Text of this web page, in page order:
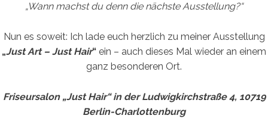
„Wann machst du denn die nächste Ausstellung?“
Nun es soweit: Ich lade euch herzlich zu meiner Ausstellung
„Just Art – Just Hair“ ein – auch dieses Mal wieder an einem
ganz besonderen Ort.
Friseursalon „Just Hair“ in der Ludwigkirchstraße 4, 10719
Berlin-Charlottenburg